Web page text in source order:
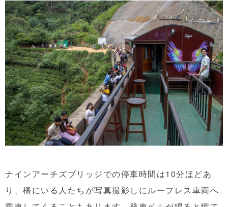
ナインアーチズブリッジでの停車時間は10分ほどあ
り、橋にいる人たちが写真撮影しにルーフレス車両へ